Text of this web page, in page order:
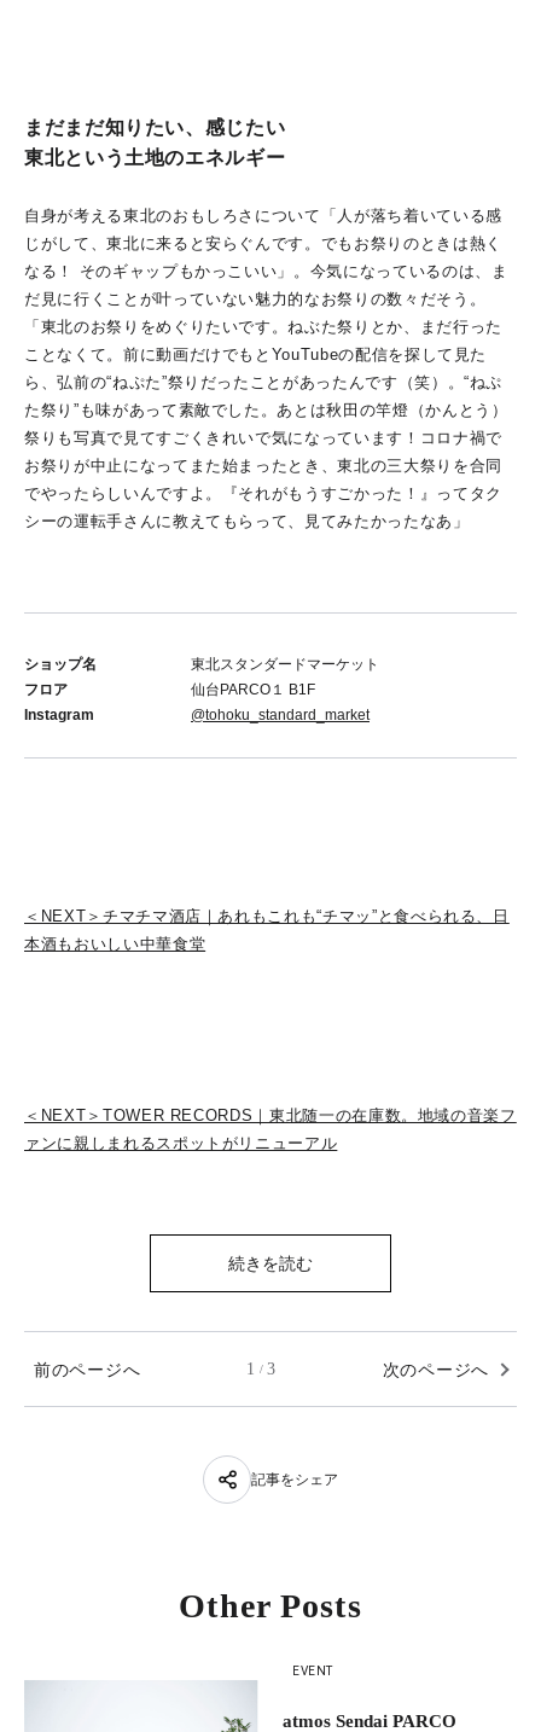
まだまだ知りたい、感じたい
東北という土地のエネルギー
自身が考える東北のおもしろさについて「人が落ち着いている感
じがして、東北に来ると安らぐんです。でもお祭りのときは熱く
なる！ そのギャップもかっこいい」。今気になっているのは、ま
だ見に行くことが叶っていない魅力的なお祭りの数々だそう。
「東北のお祭りをめぐりたいです。ねぶた祭りとか、まだ行った
ことなくて。前に動画だけでもとYouTubeの配信を探して見た
ら、弘前の“ねぷた”祭りだったことがあったんです（笑）。“ねぷ
た祭り”も味があって素敵でした。あとは秋田の竿燈（かんとう）
祭りも写真で見てすごくきれいで気になっています！コロナ禍で
お祭りが中止になってまた始まったとき、東北の三大祭りを合同
でやったらしいんですよ。『それがもうすごかった！』ってタク
シーの運転手さんに教えてもらって、見てみたかったなあ」
ショップ名
東北スタンダードマーケット
フロア
仙台PARCO１ B1F
Instagram
@tohoku_standard_market
＜NEXT＞チマチマ酒店｜あれもこれも“チマッ”と食べられる、日
本酒もおいしい中華食堂
＜NEXT＞TOWER RECORDS｜東北随一の在庫数。地域の音楽フ
ァンに親しまれるスポットがリニューアル
続きを読む
前のページへ 1 / 3 次のページへ
記事をシェア
Other Posts
EVENT
atmos Sendai PARCO